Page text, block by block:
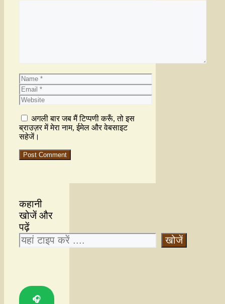
अगली बार जब मैं टिप्पणी करूँ, तो इस
ब्राउज़र में मेरा नाम, ईमेल और वेबसाइट
सहेजें।
कहानी
खोजें और
पढ़ें
खोजें
🎧